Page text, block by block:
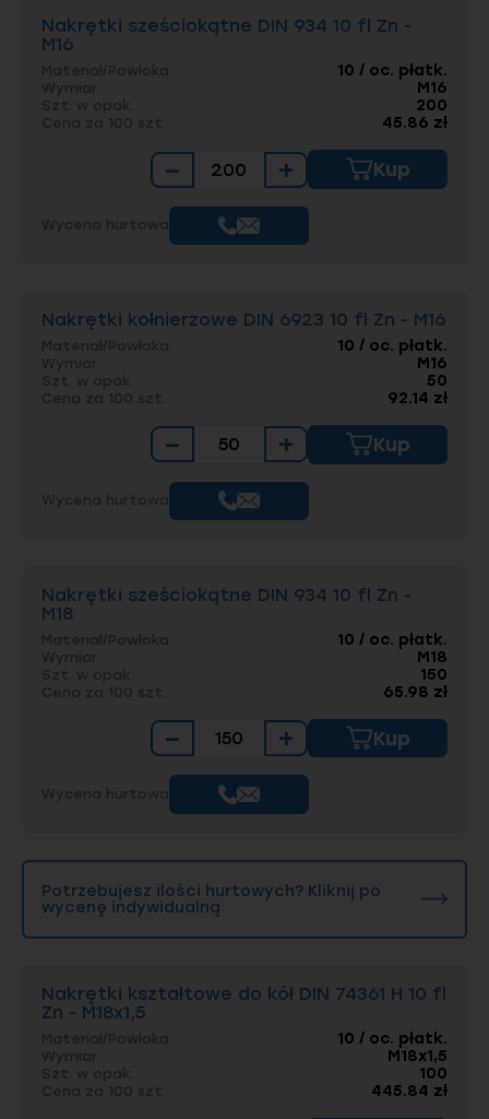
Nakrętki sześciokątne DIN 934 10 fl Zn -
M16
10 / oc. płatk.
M16
200
45.86 zł
− + Kup
Nakrętki kołnierzowe DIN 6923 10 fl Zn - M16
10 / oc. płatk.
M16
50
92.14 zł
− + Kup
Nakrętki sześciokątne DIN 934 10 fl Zn -
M18
10 / oc. płatk.
M18
150
65.98 zł
− + Kup
Potrzebujesz ilości hurtowych? Kliknij po
wycenę indywidualną
Nakrętki kształtowe do kół DIN 74361 H 10 fl
Zn - M18x1,5
10 / oc. płatk.
M18x1,5
100
445.84 zł